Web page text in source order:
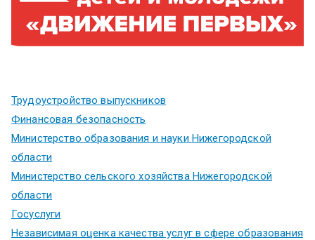
Трудоустройство выпускников
Финансовая безопасность
Министерство образования и науки Нижегородской
области
Министерство сельского хозяйства Нижегородской
области
Госуслуги
Независимая оценка качества услуг в сфере образования